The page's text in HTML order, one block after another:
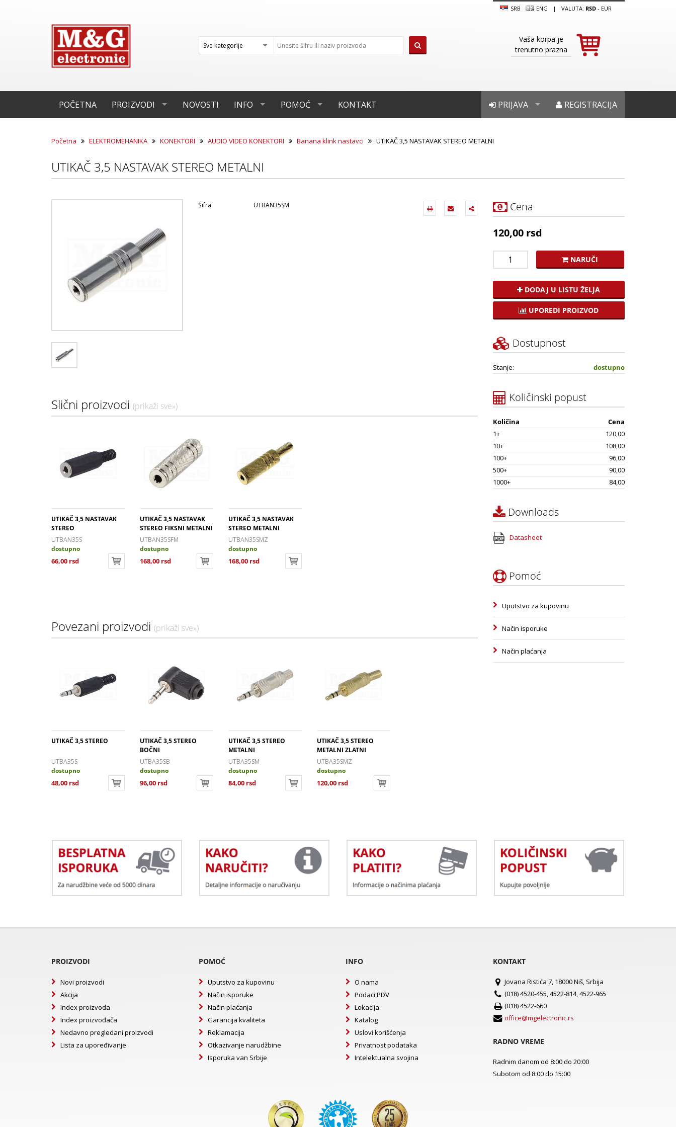
SRB ENG | VALUTA: RSD- EUR
Vaša korpa je
trenutno prazna
POČETNA PROIZVODI NOVOSTI INFO POMOĆ KONTAKT REGISTRACIJA
PRIJAVA
Početna ELEKTROMEHANIKA KONEKTORI AUDIO VIDEO KONEKTORI Banana klink nastavci UTIKAČ 3,5 NASTAVAK STEREO METALNI
UTIKAČ 3,5 NASTAVAK STEREO METALNI
Šifra: UTBAN35SM
Slični proizvodi (prikaži sve»)
UTIKAČ 3,5 NASTAVAK
STEREO
UTBAN35S
dostupno
66,00 rsd
UTIKAČ 3,5 NASTAVAK
STEREO FIKSNI METALNI
UTBAN35SFM
dostupno
168,00 rsd
UTIKAČ 3,5 NASTAVAK
STEREO METALNI
ZLATNI
UTBAN35SMZ
dostupno
168,00 rsd
Povezani proizvodi (prikaži sve»)
UTIKAČ 3,5 STEREO
UTBA35S
dostupno
48,00 rsd
UTIKAČ 3,5 STEREO
BOČNI
UTBA35SB
dostupno
96,00 rsd
UTIKAČ 3,5 STEREO
METALNI
UTBA35SM
dostupno
84,00 rsd
UTIKAČ 3,5 STEREO
METALNI ZLATNI
UTBA35SMZ
dostupno
120,00 rsd
Cena
120,00 rsd
NARUČI
DODAJ U LISTU ŽELJA
UPOREDI PROIZVOD
Dostupnost
Stanje: dostupno
Količinski popust
Količina
Cena
1+
120,00
10+
108,00
100+
96,00
500+
90,00
1000+
84,00
Downloads
Datasheet
Pomoć
Uputstvo za kupovinu
Način isporuke
Način plaćanja
PROIZVODI
Novi proizvodi
Akcija
Index proizvoda
Index proizvođača
Nedavno pregledani proizvodi
Lista za upoređivanje
POMOĆ
Uputstvo za kupovinu
Način isporuke
Način plaćanja
Garancija kvaliteta
Reklamacija
Otkazivanje narudžbine
Isporuka van Srbije
INFO
O nama
Podaci PDV
Lokacija
Katalog
Uslovi korišćenja
Privatnost podataka
Intelektualna svojina
KONTAKT
Jovana Ristića 7, 18000 Niš, Srbija
(018) 4520-455, 4522-814, 4522-965
(018) 4522-660
office@mgelectronic.rs
RADNO VREME
Radnim danom od 8:00 do 20:00
Subotom od 8:00 do 15:00